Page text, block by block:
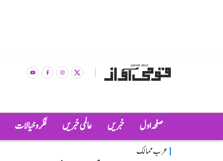
صفحہ اول خبریں عالمی خبریں فکر و خیالات
عرب ممالک